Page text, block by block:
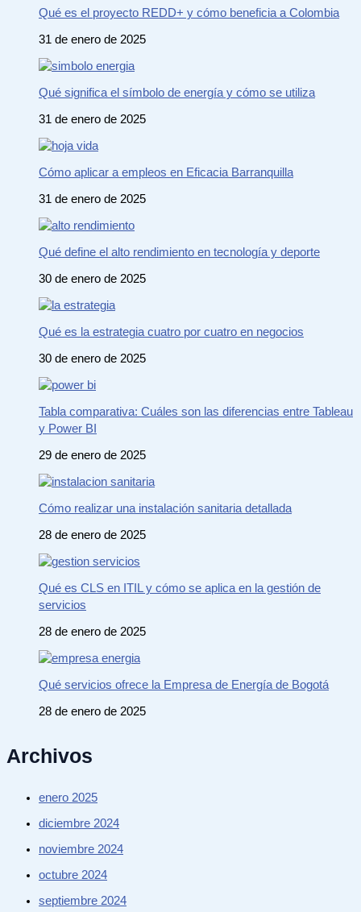
Qué es el proyecto REDD+ y cómo beneficia a Colombia
31 de enero de 2025
Qué significa el símbolo de energía y cómo se utiliza
31 de enero de 2025
Cómo aplicar a empleos en Eficacia Barranquilla
31 de enero de 2025
Qué define el alto rendimiento en tecnología y deporte
30 de enero de 2025
Qué es la estrategia cuatro por cuatro en negocios
30 de enero de 2025
Tabla comparativa: Cuáles son las diferencias entre Tableau
y Power BI
29 de enero de 2025
Cómo realizar una instalación sanitaria detallada
28 de enero de 2025
Qué es CLS en ITIL y cómo se aplica en la gestión de
servicios
28 de enero de 2025
Qué servicios ofrece la Empresa de Energía de Bogotá
28 de enero de 2025
Archivos
enero 2025
diciembre 2024
noviembre 2024
octubre 2024
septiembre 2024